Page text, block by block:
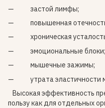
застой лимфы;
повышенная
хроническая
эмоциональные блоки;
мышечные зажимы;
утрата эластичности
Высокая эффективность
пользу как для отдельных